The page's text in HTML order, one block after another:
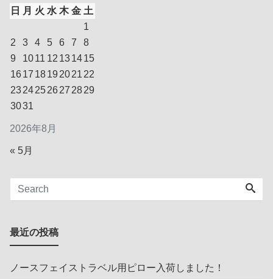
2026年8月
日 月 火 水 木 金 土
1
2
3 4 5 6 7
8
9
1011 12 131415
1617 1819 2021 22
2324252627 2829
3031
« 5月
最近の投稿
ノースフェイストラベル用ピロー入荷しました！